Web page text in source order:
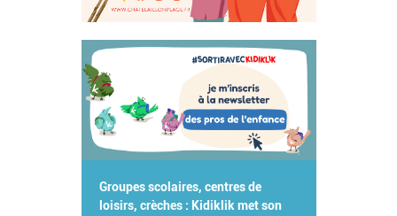
Groupes scolaires, centres de
loisirs, crèches : Kidiklik met son